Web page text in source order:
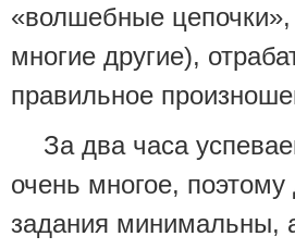
«волшебные
многие другие),
правильное
За два часа
очень многое,
задания минимальны,